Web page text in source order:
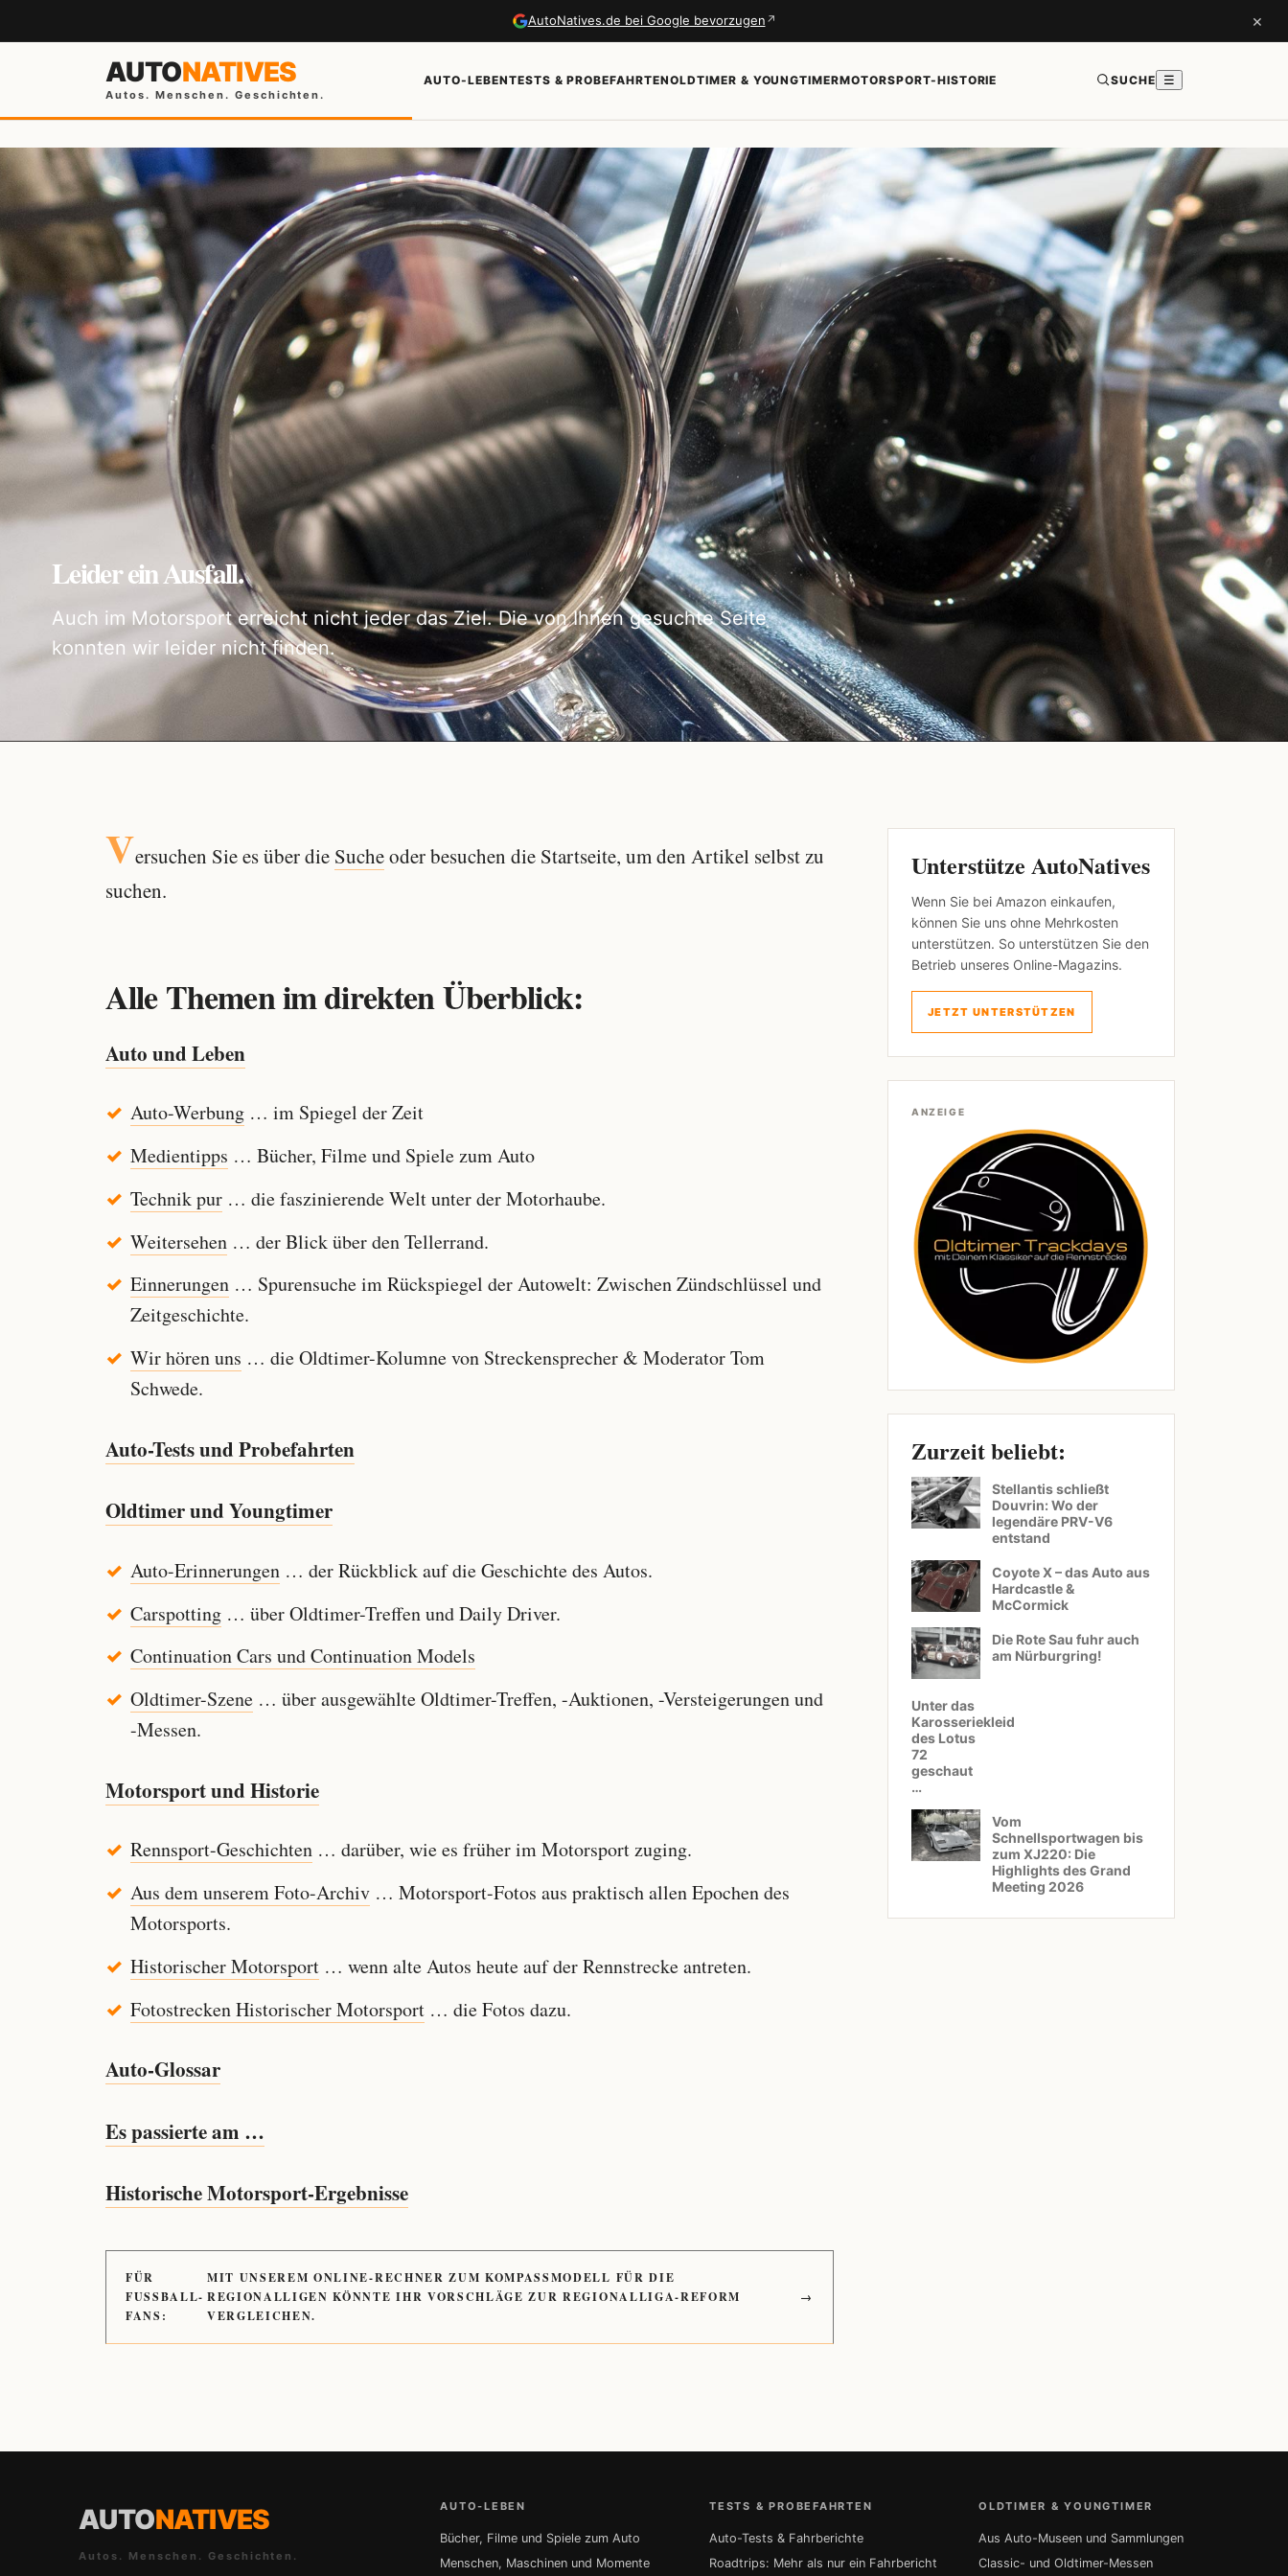
AutoNatives.de bei Google bevorzugen ↗ ×
AUTONATIVES
Autos. Menschen. Geschichten.
AUTO-LEBENTESTS & PROBEFAHRTENOLDTIMER & YOUNGTIMERMOTORSPORT-HISTORIE SUCHE ☰
Leider ein Ausfall.
Auch im Motorsport erreicht nicht jeder das Ziel. Die von Ihnen gesuchte Seite
konnten wir leider nicht finden.
Versuchen Sie es über die Sucheoder besuchen die Startseite, um den Artikel selbst zu
suchen.
Alle Themen im direkten Überblick:
Auto und Leben
Auto-Werbung… im Spiegel der Zeit
Medientipps … Bücher, Filme und Spiele zum Auto
Technik pur… die faszinierende Welt unter der Motorhaube.
Weitersehen… der Blick über den Tellerrand.
Einnerungen… Spurensuche im Rückspiegel der Autowelt: Zwischen Zündschlüssel und
Zeitgeschichte.
Wir hören uns … die Oldtimer-Kolumne von Streckensprecher & Moderator Tom
Schwede.
Auto-Tests und Probefahrten
Oldtimer und Youngtimer
Auto-Erinnerungen… der Rückblick auf die Geschichte des Autos.
Carspotting… über Oldtimer-Treffen und Daily Driver.
Continuation Cars und Continuation Models
Oldtimer-Szene… über ausgewählte Oldtimer-Treffen, -Auktionen, -Versteigerungen und
-Messen.
Motorsport und Historie
Rennsport-Geschichten… darüber, wie es früher im Motorsport zuging.
Aus dem unserem Foto-Archiv… Motorsport-Fotos aus praktisch allen Epochen des
Motorsports.
Historischer Motorsport… wenn alte Autos heute auf der Rennstrecke antreten.
Fotostrecken Historischer Motorsport… die Fotos dazu.
Auto-Glossar
Es passierte am …
Historische Motorsport-Ergebnisse
FÜR
FUSSBALL-
FANS:
MIT UNSEREM ONLINE-RECHNER ZUM KOMPASSMODELL FÜR DIE
REGIONALLIGEN KÖNNTE IHR VORSCHLÄGE ZUR REGIONALLIGA-REFORM
VERGLEICHEN.
→
Unterstütze AutoNatives
Wenn Sie bei Amazon einkaufen,
können Sie uns ohne Mehrkosten
unterstützen. So unterstützen Sie den
Betrieb unseres Online-Magazins.
JETZT UNTERSTÜTZEN
ANZEIGE
Zurzeit beliebt:
Stellantis schließt
Douvrin: Wo der
legendäre PRV-V6
entstand
Coyote X – das Auto aus
Hardcastle &
McCormick
Die Rote Sau fuhr auch
am Nürburgring!
Unter das
Karosseriekleid
des Lotus
72
geschaut
…
Vom
Schnellsportwagen bis
zum XJ220: Die
Highlights des Grand
Meeting 2026
AUTONATIVES
Autos. Menschen. Geschichten.
AUTO-LEBEN
Bücher, Filme und Spiele zum Auto
Menschen, Maschinen und Momente
TESTS & PROBEFAHRTEN
Auto-Tests & Fahrberichte
Roadtrips: Mehr als nur ein Fahrbericht
OLDTIMER & YOUNGTIMER
Aus Auto-Museen und Sammlungen
Classic- und Oldtimer-Messen